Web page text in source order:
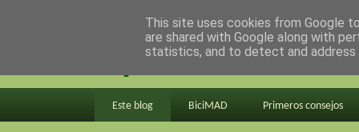
en bici por madrid
Este blog BiciMAD Primeros consejos
This site uses cookies from Google
are shared with Google along with
statistics, and to detect and address